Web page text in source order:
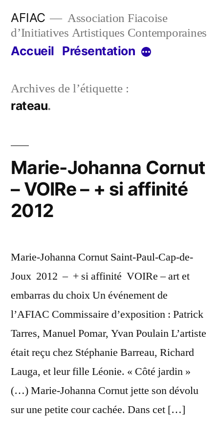
contenu
AFIAC
Association Fiacoise
d’Initiatives Artistiques Contemporaines
Accueil Présentation Plus
Archives de l’étiquette :
rateau
Marie-Johanna Cornut
– VOIRe – + si affinité
2012
Marie-Johanna Cornut Saint-Paul-Cap-de-
Joux 2012 – + si affinité VOIRe – art et
embarras du choix Un événement de
l’AFIAC Commissaire d’exposition : Patrick
Tarres, Manuel Pomar, Yvan Poulain L’artiste
était reçu chez Stéphanie Barreau, Richard
Lauga, et leur fille Léonie. « Côté jardin »
(…) Marie-Johanna Cornut jette son dévolu
sur une petite cour cachée. Dans cet […]